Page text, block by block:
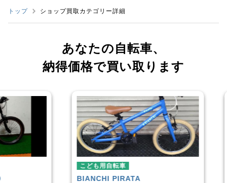
トップ ショップ買取カテゴリー詳細
あなたの自転車、
納得価格で買い取ります
PIRATA